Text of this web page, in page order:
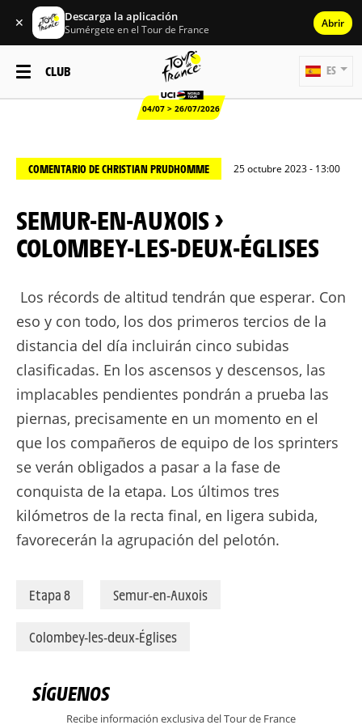
✕ Descarga la aplicación
Sumérgete en el Tour de France Abrir
CLUB
04/07 > 26/07/2026
ES
COMENTARIO DE CHRISTIAN PRUDHOMME 25 octubre 2023 - 13:00
SEMUR-EN-AUXOIS >
COLOMBEY-LES-DEUX-ÉGLISES
Los récords de altitud tendrán que esperar. Con
eso y con todo, los dos primeros tercios de la
distancia del día incluirán cinco subidas
clasificadas. En los ascensos y descensos, las
implacables pendientes pondrán a prueba las
piernas, precisamente en un momento en el
que los compañeros de equipo de los sprinters
se verán obligados a pasar a la fase de
conquista de la etapa. Los últimos tres
kilómetros de la recta final, en ligera subida,
favorecerán la agrupación del pelotón.
Etapa 8 Semur-en-Auxois
Colombey-les-deux-Églises
SÍGUENOS
Recibe información exclusiva del Tour de France